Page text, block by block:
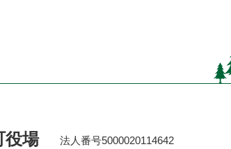
役場 法人番号5000020114642